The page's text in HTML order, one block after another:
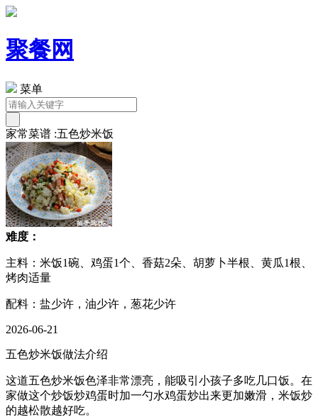
聚餐网
菜单
家常菜谱 :五色炒米饭
难度：
主料：米饭1碗、鸡蛋1个、香菇2朵、胡萝卜半根、黄瓜1根、
烤肉适量
配料：盐少许，油少许，葱花少许
2026-06-21
五色炒米饭做法介绍
这道五色炒米饭色泽非常漂亮，能吸引小孩子多吃几口饭。在
家做这个炒饭炒鸡蛋时加一勺水鸡蛋炒出来更加嫩滑，米饭炒
的越松散越好吃。